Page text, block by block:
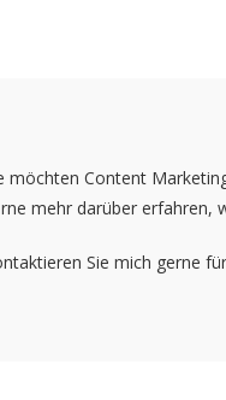
möchten Content
mehr darüber erfahren,
Sie mich gerne